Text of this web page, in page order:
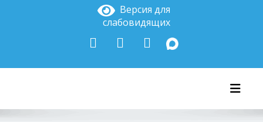
Версия для
слабовидящих